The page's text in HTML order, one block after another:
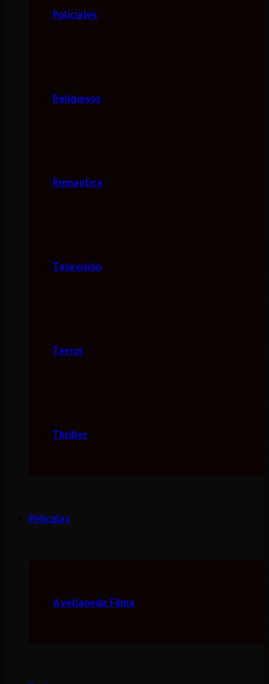
Policiales
Religiosos
Romantica
Televisión
Terror
Thriller
Peliculas
Avellaneda Filma